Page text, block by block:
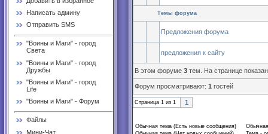
Написать админу
Отправить SMS
"Воины и Маги" - город
Света
"Воины и Маги" - город
Дружбы
"Воины и Маги" - город
Life
"Воины и Маги" - Форум
Файлы
Мини-Чат
Темы форума
Предложения форума
предложения к сайту
В этом форуме 3 тем. На странице
Форум просматривают: 1 гостей
Страница 1 из 1 1
Обычная тема (Есть новые сообщения)